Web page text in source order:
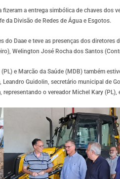
a entrega simbólica de chaves dos
da Divisão de Redes de Água e Esgotos.
Daae e teve as presenças dos diretores
Welington José Rocha dos Santos
e Marcão da Saúde (MDB) também
Guidolin, secretário municipal de
o vereador Michel Kary (PL),